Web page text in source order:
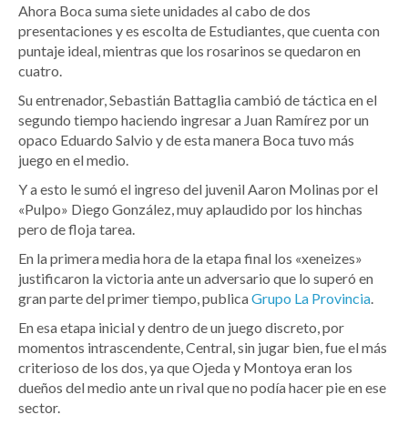
Ahora Boca suma siete unidades al cabo de dos
presentaciones y es escolta de Estudiantes, que cuenta con
puntaje ideal, mientras que los rosarinos se quedaron en
cuatro.
Su entrenador, Sebastián Battaglia cambió de táctica en el
segundo tiempo haciendo ingresar a Juan Ramírez por un
opaco Eduardo Salvio y de esta manera Boca tuvo más
juego en el medio.
Y a esto le sumó el ingreso del juvenil Aaron Molinas por el
«Pulpo» Diego González, muy aplaudido por los hinchas
pero de floja tarea.
En la primera media hora de la etapa final los «xeneizes»
justificaron la victoria ante un adversario que lo superó en
gran parte del primer tiempo, publicaGrupo La Provincia
En esa etapa inicial y dentro de un juego discreto, por
momentos intrascendente, Central, sin jugar bien, fue el más
criterioso de los dos, ya que Ojeda y Montoya eran los
dueños del medio ante un rival que no podía hacer pie en ese
sector.